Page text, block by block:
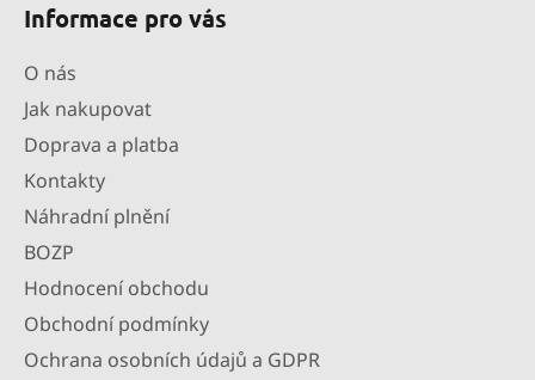
Informace pro vás
O nás
Jak nakupovat
Doprava a platba
Kontakty
Náhradní plnění
BOZP
Hodnocení obchodu
Obchodní podmínky
Ochrana osobních údajů a GDPR